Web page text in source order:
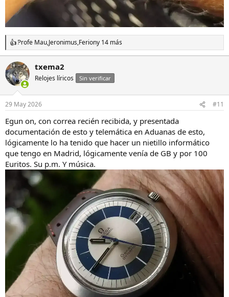
R
e
a
c
c
i
o
n
e
s
:
Profe Mau,Jeronimus,Feriony 14 más
txema2
Relojes líricos Sin verificar
29 May 2026 #11
Egun on, con correa recién recibida, y presentada
documentación de esto y telemática en Aduanas de esto,
lógicamente lo ha tenido que hacer un nietillo informático
que tengo en Madrid, lógicamente venía de GB y por 100
Euritos. Su p.m. Y música.